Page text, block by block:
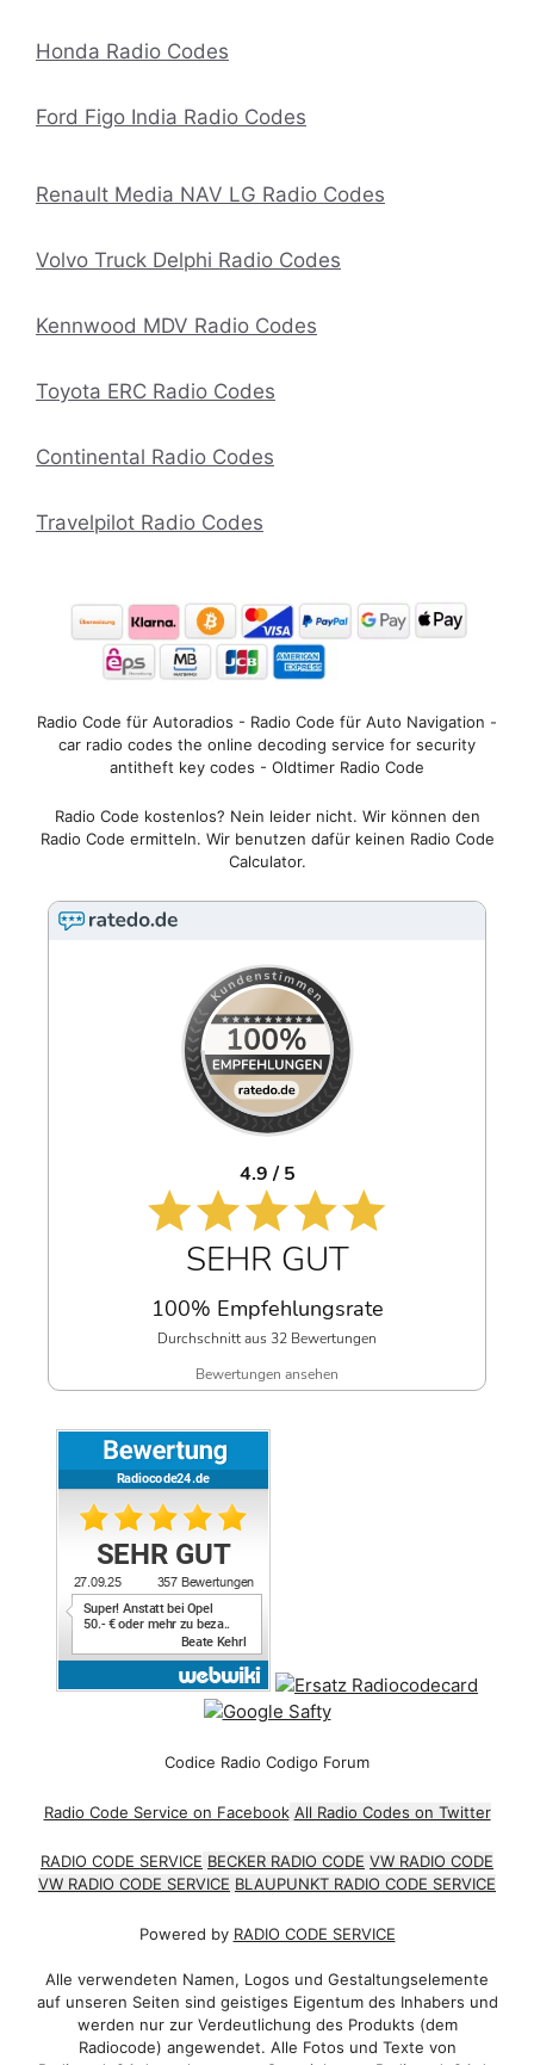
Honda Radio Codes
Ford Figo India Radio Codes
Renault Media NAV LG Radio Codes
Volvo Truck Delphi Radio Codes
Kennwood MDV Radio Codes
Toyota ERC Radio Codes
Continental Radio Codes
Travelpilot Radio Codes
Radio Code für Autoradios - Radio Code für Auto Navigation -
car radio codes the online decoding service for security
antitheft key codes - Oldtimer Radio Code
Radio Code kostenlos? Nein leider nicht. Wir können den
Radio Code ermitteln. Wir benutzen dafür keinen Radio Code
Calculator.
4.9 / 5
SEHR GUT
100% Empfehlungsrate
Durchschnitt aus 32 Bewertungen
Bewertungen ansehen
Codice Radio Codigo Forum
Radio Code Service on Facebook All Radio Codes on Twitter
RADIO CODE SERVICE BECKER RADIO CODE VW RADIO CODE
VW RADIO CODE SERVICE BLAUPUNKT RADIO CODE SERVICE
Powered by RADIO CODE SERVICE
Alle verwendeten Namen, Logos und Gestaltungselemente
auf unseren Seiten sind geistiges Eigentum des Inhabers und
werden nur zur Verdeutlichung des Produkts (dem
Radiocode) angewendet. Alle Fotos und Texte von